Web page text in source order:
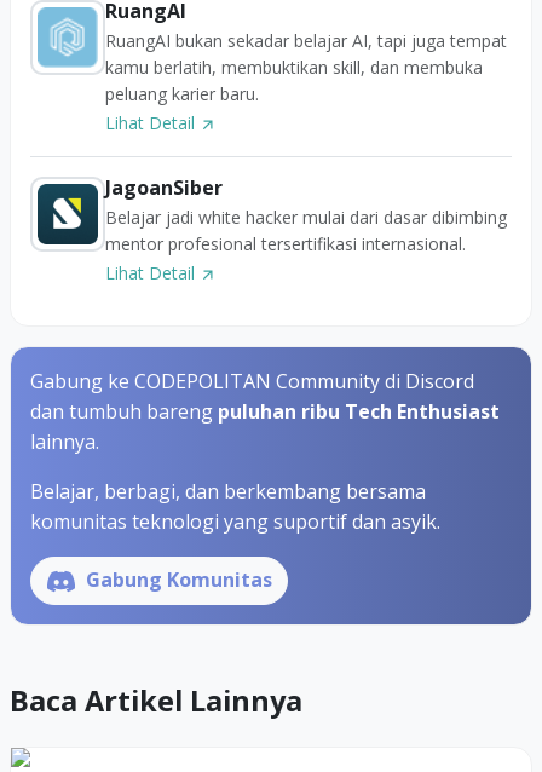
RuangAI
RuangAI bukan sekadar belajar AI, tapi juga tempat
kamu berlatih, membuktikan skill, dan membuka
peluang karier baru.
Lihat Detail
JagoanSiber
Belajar jadi white hacker mulai dari dasar dibimbing
mentor profesional tersertifikasi internasional.
Lihat Detail
Gabung ke CODEPOLITAN Community di Discord
dan tumbuh bareng puluhan ribu Tech Enthusiast
lainnya.
Belajar, berbagi, dan berkembang bersama
komunitas teknologi yang suportif dan asyik.
Gabung Komunitas
Baca Artikel Lainnya